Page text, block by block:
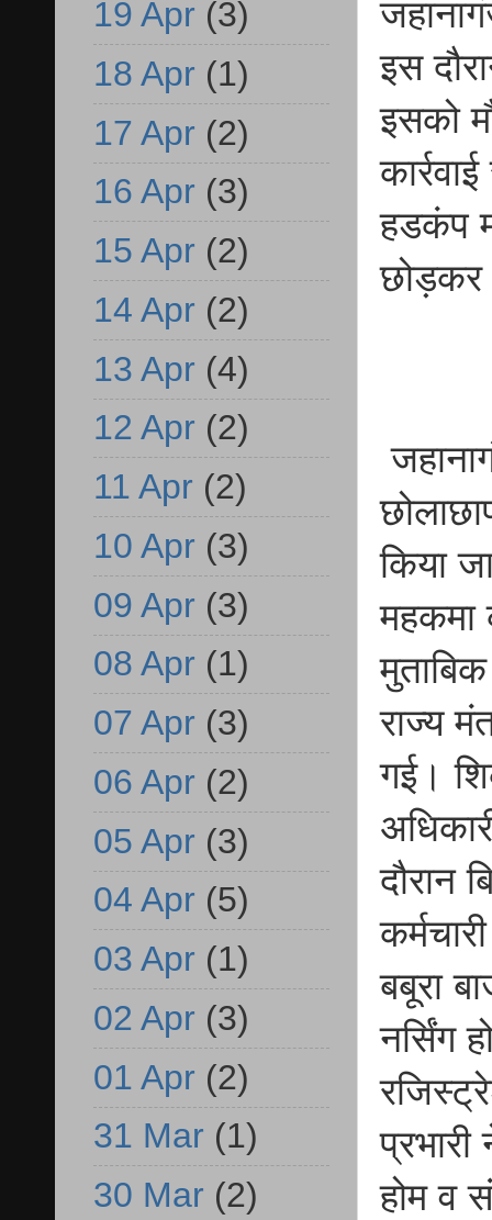
इस
इसको
हडकंप
छोड़कर
किया
महकमा
राज्य
गई।
दौरान
बबूरा
नर्सिंग
होम व
19 Apr (3)
18 Apr (1)
17 Apr (2)
16 Apr (3)
15 Apr (2)
14 Apr (2)
13 Apr (4)
12 Apr (2)
11 Apr (2)
10 Apr (3)
09 Apr (3)
08 Apr (1)
07 Apr (3)
06 Apr (2)
05 Apr (3)
04 Apr (5)
03 Apr (1)
02 Apr (3)
01 Apr (2)
31 Mar (1)
30 Mar (2)